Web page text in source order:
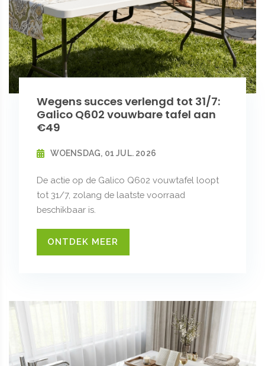
Wegens succes verlengd tot 31/7:
Galico Q602 vouwbare tafel aan
€49
WOENSDAG, 01 JUL. 2026
De actie op de Galico Q602 vouwtafel loopt
tot 31/7, zolang de laatste voorraad
beschikbaar is.
ONTDEK MEER